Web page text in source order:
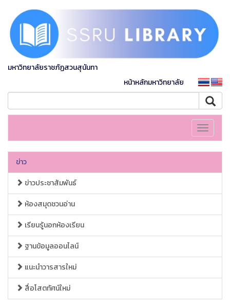
มหาวิทยาลัยราชภัฏสวนสุนันทา
หน้าหลักมหาวิทยาลัย
Toggle
ข่าว
ข่าวประชาสัมพันธ์
ห้องสมุดชวนอ่าน
เรียนรู้นอกห้องเรียน
ฐานข้อมูลออนไลน์
แนะนำวารสารใหม่
สื่อโสตทัศน์ใหม่